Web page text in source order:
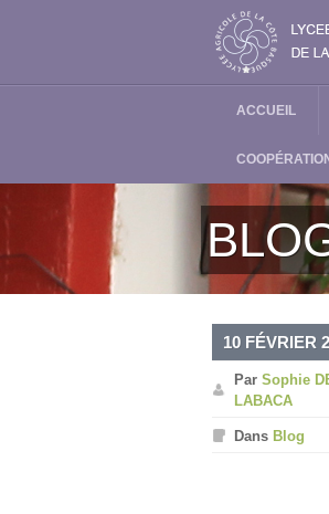
ACCUEIL
10 FÉVRIER
Par Sophie
LABACA
Dans Blog